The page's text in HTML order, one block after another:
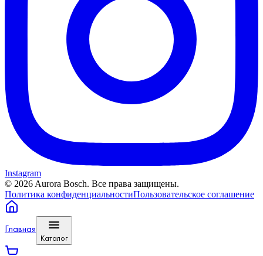
Instagram
© 2026 Aurora Bosch. Все права защищены.
Политика конфиденциальностиПользовательское соглашение
Главная
Каталог